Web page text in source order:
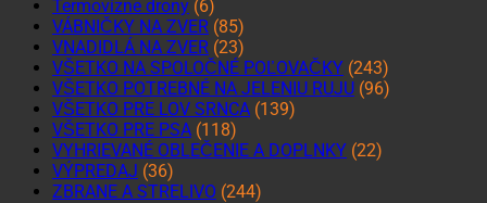
Termovízne drony (6)
VÁBNIČKY NA ZVER (85)
VNADIDLÁ NA ZVER (23)
VŠETKO NA SPOLOČNÉ POĽOVAČKY (243)
VŠETKO POTREBNÉ NA JELENIU RUJU (96)
VŠETKO PRE LOV SRNCA (139)
VŠETKO PRE PSA (118)
VYHRIEVANÉ OBLEČENIE A DOPLNKY (22)
VÝPREDAJ (36)
ZBRANE A STRELIVO (244)